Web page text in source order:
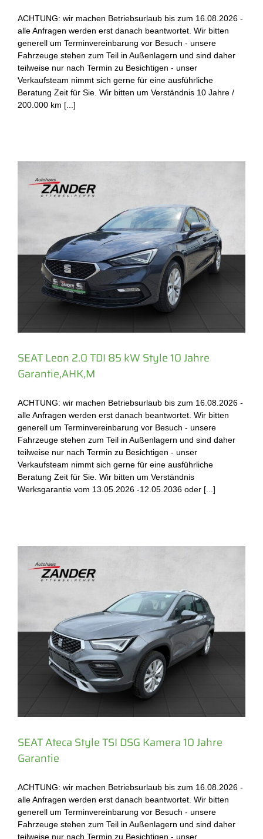
ACHTUNG: wir machen Betriebsurlaub bis zum 16.08.2026 -
alle Anfragen werden erst danach beantwortet. Wir bitten
generell um Terminvereinbarung vor Besuch - unsere
Fahrzeuge stehen zum Teil in Außenlagern und sind daher
teilweise nur nach Termin zu Besichtigen - unser
Verkaufsteam nimmt sich gerne für eine ausführliche
Beratung Zeit für Sie. Wir bitten um Verständnis 10 Jahre /
200.000 km [...]
SEAT Leon 2.0 TDI 85 kW Style 10 Jahre
Garantie,AHK,M
ACHTUNG: wir machen Betriebsurlaub bis zum 16.08.2026 -
alle Anfragen werden erst danach beantwortet. Wir bitten
generell um Terminvereinbarung vor Besuch - unsere
Fahrzeuge stehen zum Teil in Außenlagern und sind daher
teilweise nur nach Termin zu Besichtigen - unser
Verkaufsteam nimmt sich gerne für eine ausführliche
Beratung Zeit für Sie. Wir bitten um Verständnis
Werksgarantie vom 13.05.2026 -12.05.2036 oder [...]
SEAT Ateca Style TSI DSG Kamera 10 Jahre
Garantie
ACHTUNG: wir machen Betriebsurlaub bis zum 16.08.2026 -
alle Anfragen werden erst danach beantwortet. Wir bitten
generell um Terminvereinbarung vor Besuch - unsere
Fahrzeuge stehen zum Teil in Außenlagern und sind daher
teilweise nur nach Termin zu Besichtigen - unser